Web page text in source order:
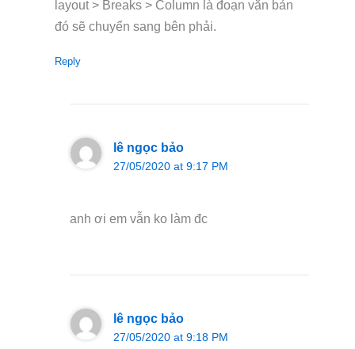
layout > Breaks > Column là đoạn văn bản
đó sẽ chuyển sang bên phải.
Reply
lê ngọc bảo
27/05/2020 at 9:17 PM
anh ơi em vẫn ko làm đc
lê ngọc bảo
27/05/2020 at 9:18 PM